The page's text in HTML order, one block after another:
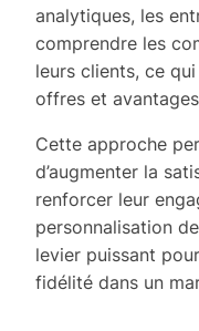
analytiques, les
comprendre les
leurs clients, ce
offres et
Cette approche
d’augmenter la
renforcer leur
personnalisation
levier puissant
fidélité dans un